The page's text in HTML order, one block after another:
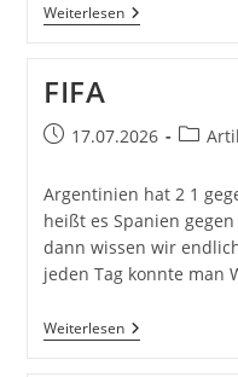
WeiterlesenSound
„Nohi
FIFA
Beitrag17.07.2026
Argentinien hat 2 1
heißt es Spanien
dann wissen wir
jeden Tag konnte man
WeiterlesenFIFA